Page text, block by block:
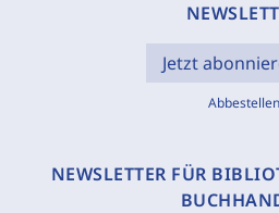
Jetzt
Abbestellen
NEWSLETTER FÜR